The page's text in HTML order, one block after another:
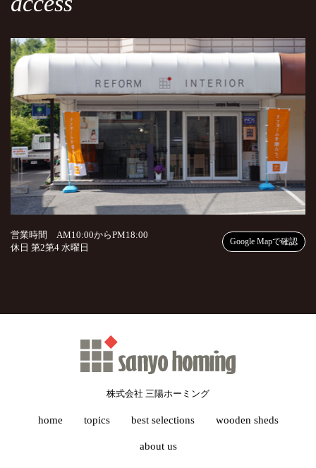
営業時間 AM10:00からPM18:00
休日 第2第4 水曜日
Google Mapで確認
株式会社 三陽ホーミング
home topics best selections wooden sheds
about us